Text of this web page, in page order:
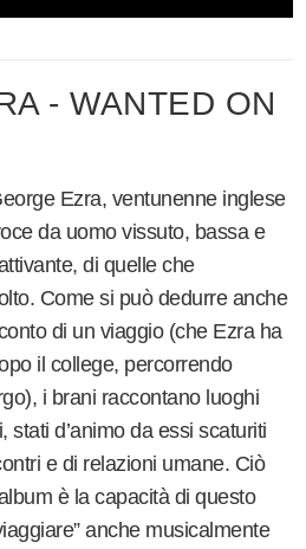
- WANTED ON
Ezra, ventunenne inglese
da uomo vissuto, bassa e
di quelle che
Come si può dedurre anche
di un viaggio (che Ezra ha
il college, percorrendo
i brani raccontano luoghi
stati d’animo da essi scaturiti
e di relazioni umane. Ciò
è la capacità di questo
anche musicalmente